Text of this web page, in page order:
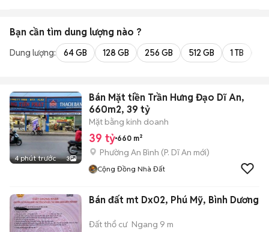
Bạn cần tìm dung lượng nào ?
Dung lượng: 64 GB 128 GB 256 GB 512 GB 1 TB
4 phút trước 3
Bán Mặt tiền Trần Hưng Đạo Dĩ An,
660m2, 39 tỷ
Mặt bằng kinh doanh
39 tỷ 660 m²
Phường An Bình (P. Dĩ An mới)
Cộng Đồng Nhà Đất
Bán đất mt Dx02, Phú Mỹ, Bình Dương
Đất thổ cư Ngang 9 m